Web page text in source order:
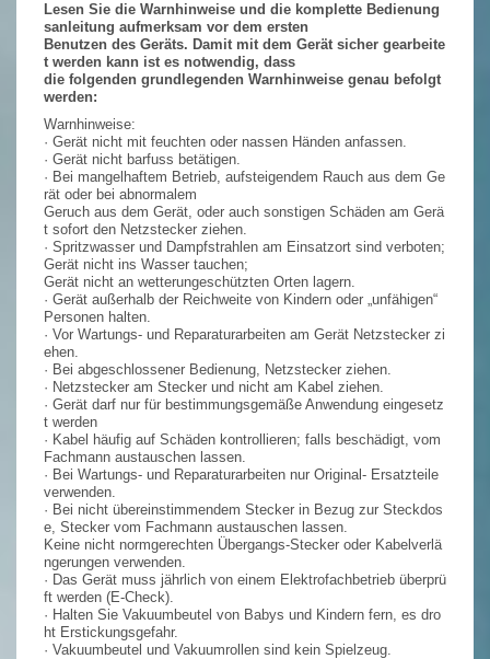
Lesen Sie die Warnhinweise und die komplette Bedienung
sanleitung aufmerksam vor dem ersten
Benutzen des Geräts. Damit mit dem Gerät sicher gearbeite
t werden kann ist es notwendig, dass
die folgenden grundlegenden Warnhinweise genau befolgt
werden:
Warnhinweise:
· Gerät nicht mit feuchten oder nassen Händen anfassen.
· Gerät nicht barfuss betätigen.
· Bei mangelhaftem Betrieb, aufsteigendem Rauch aus dem Ge
rät oder bei abnormalem
Geruch aus dem Gerät, oder auch sonstigen Schäden am Gerä
t sofort den Netzstecker ziehen.
· Spritzwasser und Dampfstrahlen am Einsatzort sind verboten;
Gerät nicht ins Wasser tauchen;
Gerät nicht an wetterungeschützten Orten lagern.
· Gerät außerhalb der Reichweite von Kindern oder „unfähigen“
Personen halten.
· Vor Wartungs- und Reparaturarbeiten am Gerät Netzstecker zi
ehen.
· Bei abgeschlossener Bedienung, Netzstecker ziehen.
· Netzstecker am Stecker und nicht am Kabel ziehen.
· Gerät darf nur für bestimmungsgemäße Anwendung eingesetz
t werden
· Kabel häufig auf Schäden kontrollieren; falls beschädigt, vom
Fachmann austauschen lassen.
· Bei Wartungs- und Reparaturarbeiten nur Original- Ersatzteile
verwenden.
· Bei nicht übereinstimmendem Stecker in Bezug zur Steckdos
e, Stecker vom Fachmann austauschen lassen.
Keine nicht normgerechten Übergangs-Stecker oder Kabelverlä
ngerungen verwenden.
· Das Gerät muss jährlich von einem Elektrofachbetrieb überprü
ft werden (E-Check).
· Halten Sie Vakuumbeutel von Babys und Kindern fern, es dro
ht Erstickungsgefahr.
· Vakuumbeutel und Vakuumrollen sind kein Spielzeug.